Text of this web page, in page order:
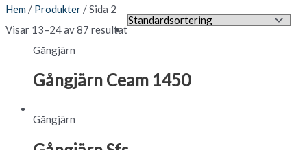
Hem / Produkter / Sida 2
Visar 13–24 av 87 resultat
Gångjärn
Gångjärn Ceam 1450
Gångjärn